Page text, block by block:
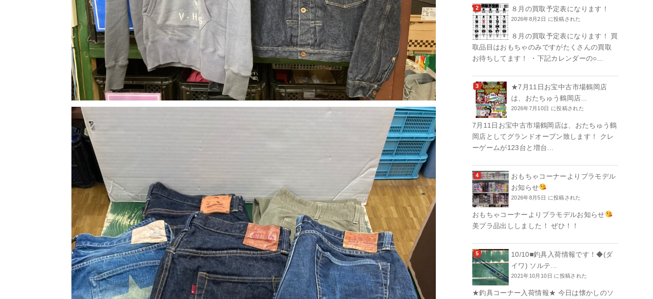
８月の買取予定表になります！
2026年8月2日 に投稿された
８月の買取予定表になります！ 買
取品目はおもちゃのみですがたくさんの買取
お待ちしてます！ ・下記カレンダーの○...
★7月11日お宝中古市場鶴岡店
は、おたちゅう鶴岡店...
2026年7月10日 に投稿された
7月11日お宝中古市場鶴岡店は、おたちゅう鶴
岡店としてグランドオープン致します！ クレ
ーゲームが123台と増台...
おもちゃコーナーよりプラモデル
お知らせ
2026年8月5日 に投稿された
おもちゃコーナーよりプラモデルお知らせ
美プラ品出ししました！ ぜひ！！
10/10■釣具入荷情報です！◆(ダ
イワ) ソルテ...
2021年10月10日 に投稿された
★釣具コーナー入荷情報★ 今日は懐かしのソ